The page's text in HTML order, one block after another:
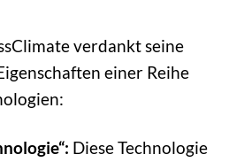
verdankt seine
einer Reihe
Diese Technologie